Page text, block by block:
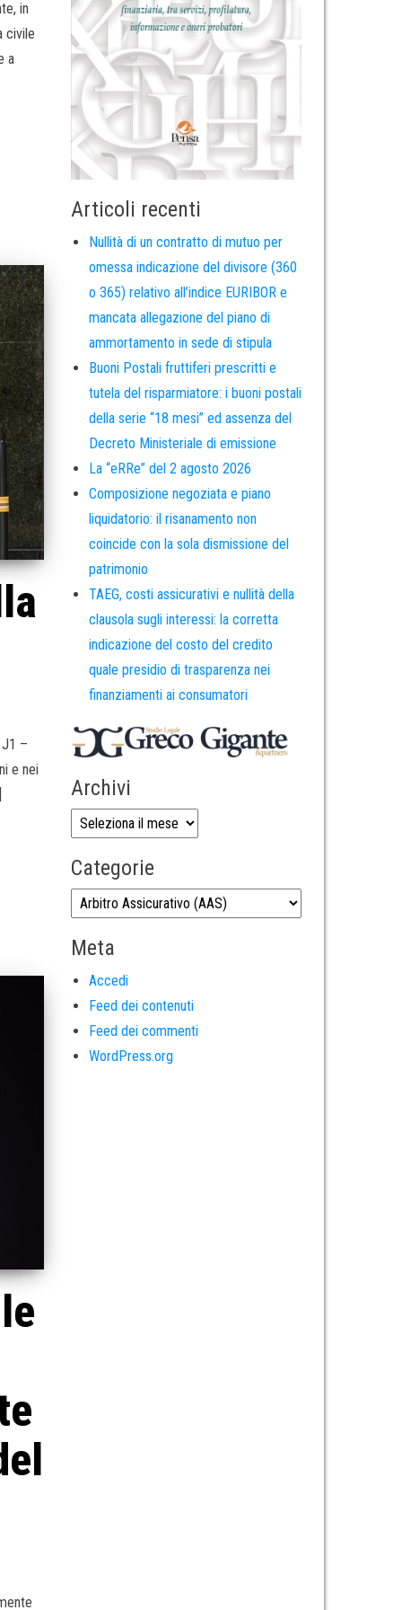
in
civile
a
J1 –
e nei
Articoli recenti
Nullità di un contratto di mutuo per
omessa indicazione del divisore (360
o 365) relativo all’indice EURIBOR e
mancata allegazione del piano di
ammortamento in sede di stipula
Buoni Postali fruttiferi prescritti e
tutela del risparmiatore: i buoni postali
della serie “18 mesi” ed assenza del
Decreto Ministeriale di emissione
La “eRRe” del 2 agosto 2026
Composizione negoziata e piano
liquidatorio: il risanamento non
coincide con la sola dismissione del
patrimonio
TAEG, costi assicurativi e nullità della
clausola sugli interessi: la corretta
indicazione del costo del credito
quale presidio di trasparenza nei
finanziamenti ai consumatori
Archivi
Categorie
Meta
Accedi
Feed dei contenuti
Feed dei commenti
WordPress.org